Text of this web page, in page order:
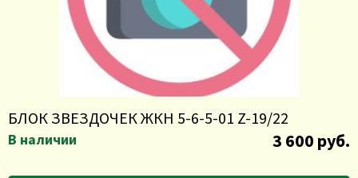
БЛОК ЗВЕЗДОЧЕК ЖКН 5-6-5-01 Z-19/22
В наличии 3 600 руб.